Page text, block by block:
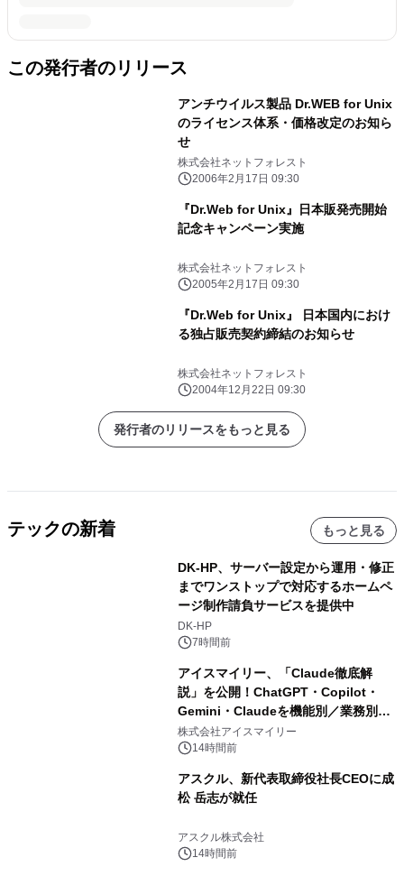
この発行者のリリース
アンチウイルス製品 Dr.WEB for Unix
のライセンス体系・価格改定のお知ら
せ
株式会社ネットフォレスト
2006年2月17日 09:30
『Dr.Web for Unix』日本販発売開始
記念キャンペーン実施
株式会社ネットフォレスト
2005年2月17日 09:30
『Dr.Web for Unix』 日本国内におけ
る独占販売契約締結のお知らせ
株式会社ネットフォレスト
2004年12月22日 09:30
発行者のリリースをもっと見る
テックの新着 もっと見る
DK-HP、サーバー設定から運用・修正
までワンストップで対応するホームペ
ージ制作請負サービスを提供中
DK-HP
7時間前
アイスマイリー、「Claude徹底解
説」を公開！ChatGPT・Copilot・
Gemini・Claudeを機能別／業務別に
比較―自社に合う生成AIの選び方がわ
かる実践ガイド
株式会社アイスマイリー
14時間前
アスクル、新代表取締役社長CEOに成
松 岳志が就任
アスクル株式会社
14時間前